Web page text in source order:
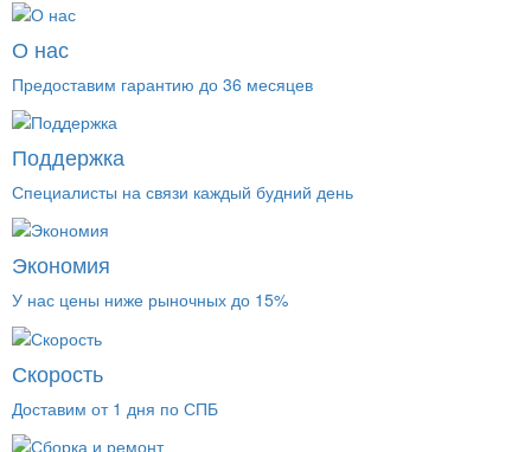
О нас
Предоставим гарантию до 36 месяцев
Поддержка
Специалисты на связи каждый будний день
Экономия
У нас цены ниже рыночных до 15%
Скорость
Доставим от 1 дня по СПБ